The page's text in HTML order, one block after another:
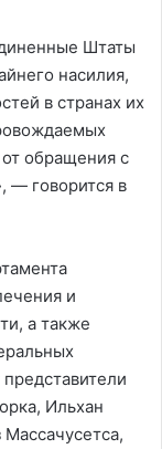
Штаты
насилия,
в странах их
обращения с
— говорится в
и
а также
Ильхан